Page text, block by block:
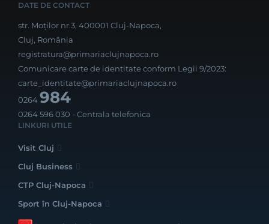
DATE DE CONTACT
str. Moților nr.3, 400001 Cluj-Napoca,
Cluj, România
registratura@primariaclujnapoca.ro
Comunicare carte de identitate conform Legii 9/2023:
carte_identitate@primariaclujnapoca.ro
0264984
0264 596 030 - Centrala telefonica
LINKURI UTILE
Visit Cluj
Cluj Business
CTP Cluj-Napoca
Sport în Cluj-Napoca